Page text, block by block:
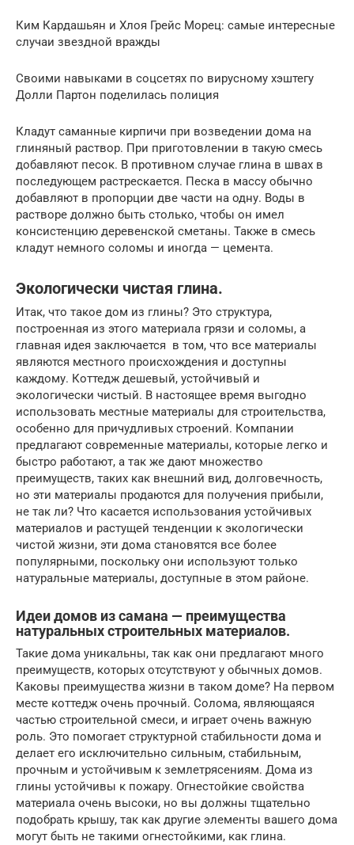
Ким Кардашьян и Хлоя Грейс Морец: самые интересные
случаи звездной вражды
Своими навыками в соцсетях по вирусному хэштегу
Долли Партон поделилась полиция
Кладут саманные кирпичи при возведении дома на
глиняный раствор. При приготовлении в такую смесь
добавляют песок. В противном случае глина в швах в
последующем растрескается. Песка в массу обычно
добавляют в пропорции две части на одну. Воды в
растворе должно быть столько, чтобы он имел
консистенцию деревенской сметаны. Также в смесь
кладут немного соломы и иногда — цемента.
Экологически чистая глина.
Итак, что такое дом из глины? Это структура,
построенная из этого материала грязи и соломы, а
главная идея заключается в том, что все материалы
являются местного происхождения и доступны
каждому. Коттедж дешевый, устойчивый и
экологически чистый. В настоящее время выгодно
использовать местные материалы для строительства,
особенно для причудливых строений. Компании
предлагают современные материалы, которые легко и
быстро работают, а так же дают множество
преимуществ, таких как внешний вид, долговечность,
но эти материалы продаются для получения прибыли,
не так ли? Что касается использования устойчивых
материалов и растущей тенденции к экологически
чистой жизни, эти дома становятся все более
популярными, поскольку они используют только
натуральные материалы, доступные в этом районе.
Идеи домов из самана — преимущества
натуральных строительных материалов.
Такие дома уникальны, так как они предлагают много
преимуществ, которых отсутствуют у обычных домов.
Каковы преимущества жизни в таком доме? На первом
месте коттедж очень прочный. Солома, являющаяся
частью строительной смеси, и играет очень важную
роль. Это помогает структурной стабильности дома и
делает его исключительно сильным, стабильным,
прочным и устойчивым к землетрясениям. Дома из
глины устойчивы к пожару. Огнестойкие свойства
материала очень высоки, но вы должны тщательно
подобрать крышу, так как другие элементы вашего дома
могут быть не такими огнестойкими, как глина.